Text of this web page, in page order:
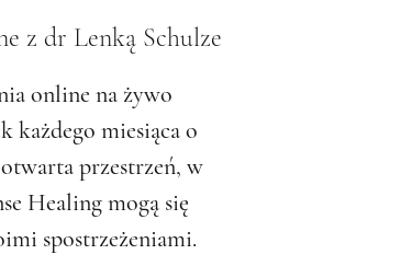
z dr Lenką Schulze
online na żywo
każdego miesiąca o
przestrzeń, w
Healing mogą się
spostrzeżeniami.